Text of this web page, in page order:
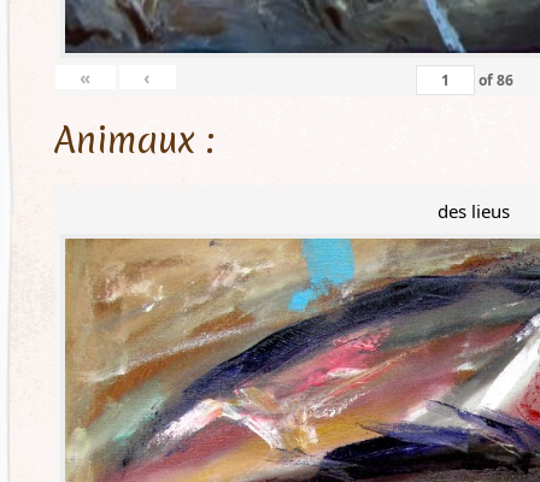
« ‹ of86
Animaux :
des lieus